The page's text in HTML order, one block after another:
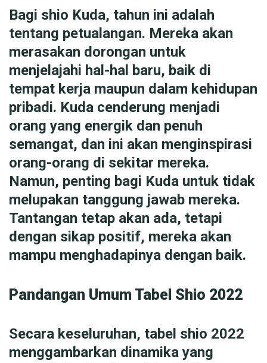
Bagi shio Kuda, tahun ini adalah
tentang petualangan. Mereka akan
merasakan dorongan untuk
menjelajahi hal-hal baru, baik di
tempat kerja maupun dalam kehidupan
pribadi. Kuda cenderung menjadi
orang yang energik dan penuh
semangat, dan ini akan menginspirasi
orang-orang di sekitar mereka.
Namun, penting bagi Kuda untuk tidak
melupakan tanggung jawab mereka.
Tantangan tetap akan ada, tetapi
dengan sikap positif, mereka akan
mampu menghadapinya dengan baik.
Pandangan Umum Tabel Shio 2022
Secara keseluruhan, tabel shio 2022
menggambarkan dinamika yang